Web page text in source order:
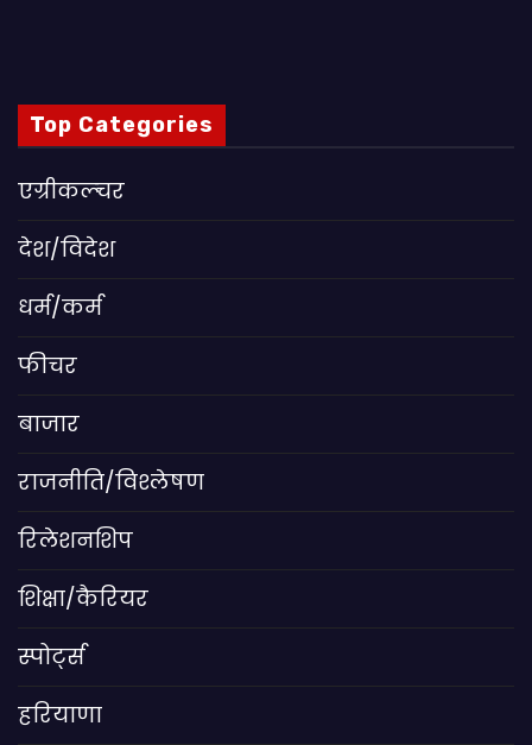
Top Categories
एग्रीकल्चर
देश/विदेश
धर्म/कर्म
फीचर
बाजार
राजनीति/विश्लेषण
रिलेशनशिप
शिक्षा/कैरियर
स्पोर्ट्स
हरियाणा